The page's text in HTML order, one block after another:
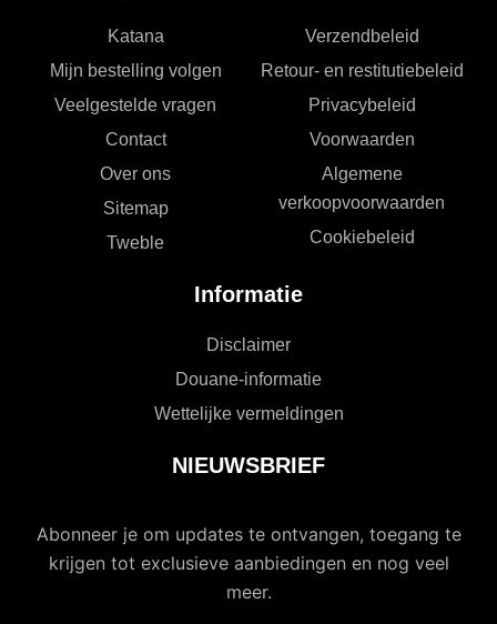
Katana
Mijn bestelling volgen
Veelgestelde vragen
Contact
Over ons
Sitemap
Tweble
Verzendbeleid
Retour- en restitutiebeleid
Privacybeleid
Voorwaarden
Algemene
verkoopvoorwaarden
Cookiebeleid
Informatie
Disclaimer
Douane-informatie
Wettelijke vermeldingen
NIEUWSBRIEF
Abonneer je om updates te ontvangen, toegang te
krijgen tot exclusieve aanbiedingen en nog veel
meer.